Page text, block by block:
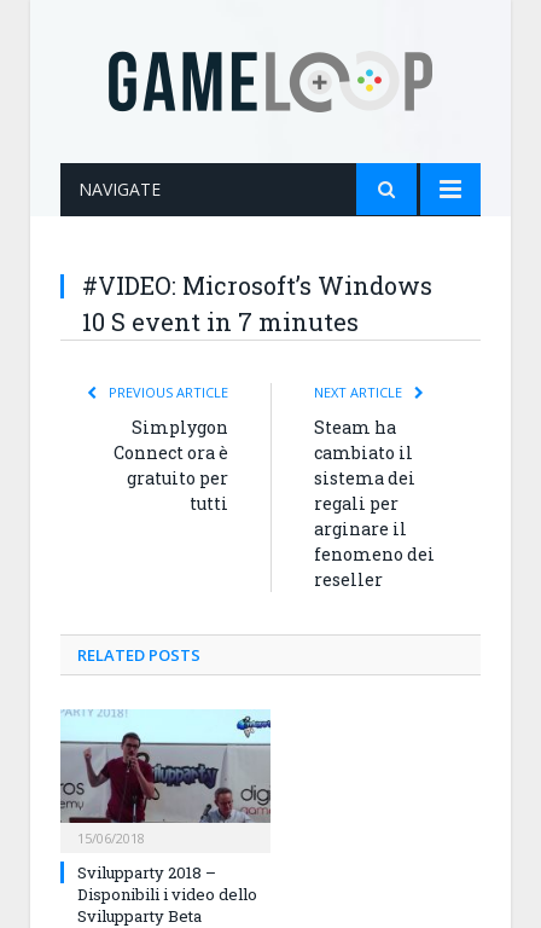
NAVIGATE
#VIDEO: Microsoft’s Windows
10 S event in 7 minutes
PREVIOUS ARTICLE
Simplygon
Connect ora è
gratuito per
tutti
NEXT ARTICLE
Steam ha
cambiato il
sistema dei
regali per
arginare il
fenomeno dei
reseller
RELATED POSTS
15/06/2018
Svilupparty 2018 –
Disponibili i video dello
Svilupparty Beta